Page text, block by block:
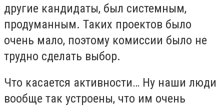
другие кандидаты, был системным,
продуманным. Таких проектов было
очень мало, поэтому комиссии было не
трудно сделать выбор.
Что касается активности… Ну наши люди
вообще так устроены, что им очень